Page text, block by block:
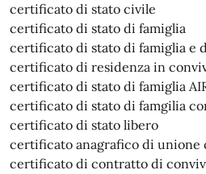
certificato di stato civile
certificato di stato di famiglia
certificato di stato di famiglia e
certificato di residenza in
certificato di stato di famiglia
certificato di stato di famgilia
certificato di stato libero
certificato anagrafico di unione
certificato di contratto di